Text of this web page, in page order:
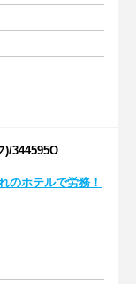
)/344595O
のホテルで労務！